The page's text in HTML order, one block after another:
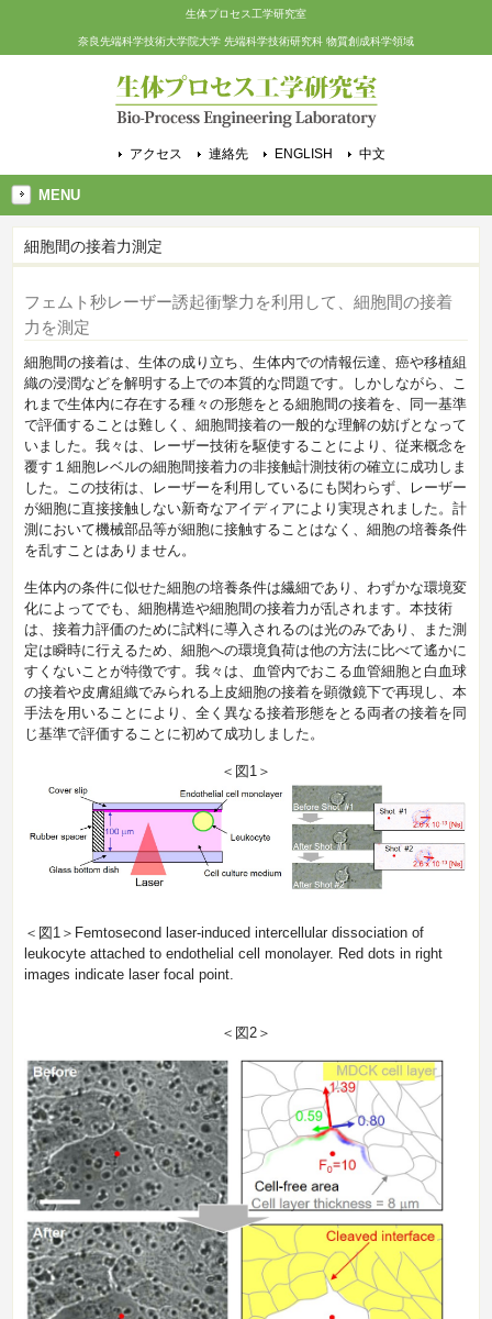
生体プロセス工学研究室
奈良先端科学技術大学院大学 先端科学技術研究科 物質創成科学領域
アクセス 連絡先 ENGLISH 中文
MENU
細胞間の接着力測定
フェムト秒レーザー誘起衝撃力を利用して、細胞間の接着
力を測定
細胞間の接着は、生体の成り立ち、生体内での情報伝達、癌や移植組
織の浸潤などを解明する上での本質的な問題です。しかしながら、こ
れまで生体内に存在する種々の形態をとる細胞間の接着を、同一基準
で評価することは難しく、細胞間接着の一般的な理解の妨げとなって
いました。我々は、レーザー技術を駆使することにより、従来概念を
覆す１細胞レベルの細胞間接着力の非接触計測技術の確立に成功しま
した。この技術は、レーザーを利用しているにも関わらず、レーザー
が細胞に直接接触しない新奇なアイディアにより実現されました。計
測において機械部品等が細胞に接触することはなく、細胞の培養条件
を乱すことはありません。
生体内の条件に似せた細胞の培養条件は繊細であり、わずかな環境変
化によってでも、細胞構造や細胞間の接着力が乱されます。本技術
は、接着力評価のために試料に導入されるのは光のみであり、また測
定は瞬時に行えるため、細胞への環境負荷は他の方法に比べて遙かに
すくないことが特徴です。我々は、血管内でおこる血管細胞と白血球
の接着や皮膚組織でみられる上皮細胞の接着を顕微鏡下で再現し、本
手法を用いることにより、全く異なる接着形態をとる両者の接着を同
じ基準で評価することに初めて成功しました。
＜図1＞
＜図1＞Femtosecond laser-induced intercellular dissociation of
leukocyte attached to endothelial cell monolayer. Red dots in right
images indicate laser focal point.
＜図2＞